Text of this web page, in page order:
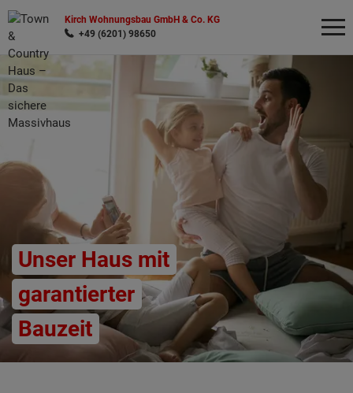
Kirch Wohnungsbau GmbH & Co. KG
+49 (6201) 98650
Unser Haus mit
garantierter
Bauzeit
Wonach möchten Sie suchen?